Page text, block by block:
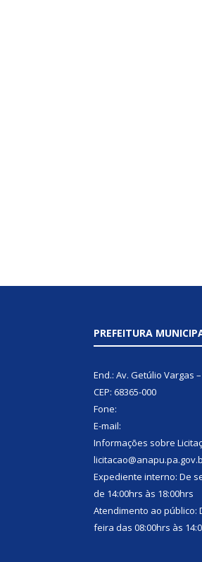
PREFEITURA
End.: Av. Getúlio Vargas
CEP: 68365-000
Fone:
E-mail:
Informações sobre
Expediente interno: De
de 14:00hrs às 18:00hrs
Atendimento ao público:
feira das 08:00hrs às